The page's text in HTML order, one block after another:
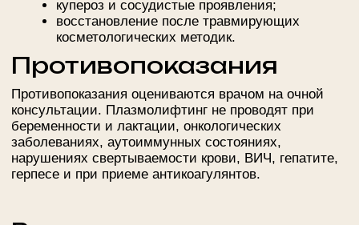
В салонах работают специалисты, которые проводят
инъекционные и аппаратные процедуры по
профессиональным протоколам. Перед началом
дает рекомендации по подготовке. Во время
процедуры используются стерильные одноразовые
материалы, а параметры курса подбираются
индивидуально.
Еще одно преимущество возможность составить
комплексную программу ухода. Специалист
подбирает инъекционные, аппаратные и уходовые
методики так, чтобы они решали одну задачу,